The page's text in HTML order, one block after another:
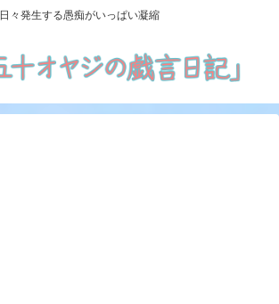
日々発生する愚痴がいっぱい凝縮